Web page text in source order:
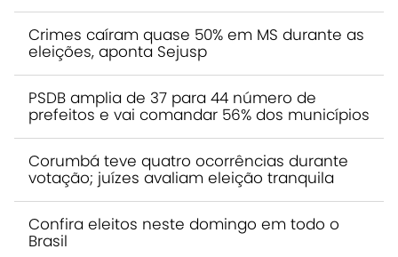
Crimes caíram quase 50% em MS durante as
eleições, aponta Sejusp
PSDB amplia de 37 para 44 número de
prefeitos e vai comandar 56% dos municípios
Corumbá teve quatro ocorrências durante
votação; juízes avaliam eleição tranquila
Confira eleitos neste domingo em todo o
Brasil